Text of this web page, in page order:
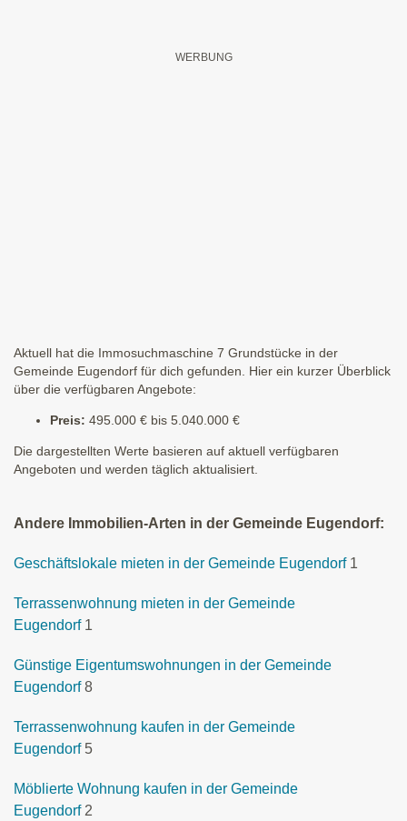
Aktuell hat die Immosuchmaschine 7 Grundstücke in der
Gemeinde Eugendorf für dich gefunden. Hier ein kurzer Überblick
über die verfügbaren Angebote:
Preis: 495.000 € bis 5.040.000 €
Die dargestellten Werte basieren auf aktuell verfügbaren
Angeboten und werden täglich aktualisiert.
Andere Immobilien-Arten in der Gemeinde Eugendorf:
Geschäftslokale mieten in der Gemeinde Eugendorf 1
Terrassenwohnung mieten in der Gemeinde
Eugendorf 1
Günstige Eigentumswohnungen in der Gemeinde
Eugendorf 8
Terrassenwohnung kaufen in der Gemeinde
Eugendorf 5
Möblierte Wohnung kaufen in der Gemeinde
Eugendorf 2